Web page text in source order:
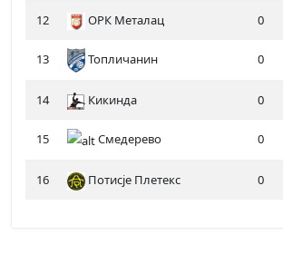
12 ОРК Металац 0
13 Топличанин 0
14 Кикинда 0
15 Смедерево 0
16 Потисје Плетекс 0